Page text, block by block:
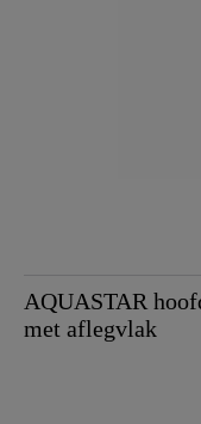
AQUASTAR
met aflegvlak